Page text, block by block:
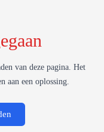
van deze pagina. Het
aan een oplossing.